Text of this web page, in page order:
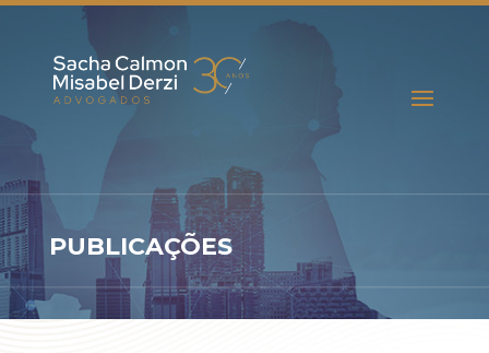
PUBLICAÇÕES